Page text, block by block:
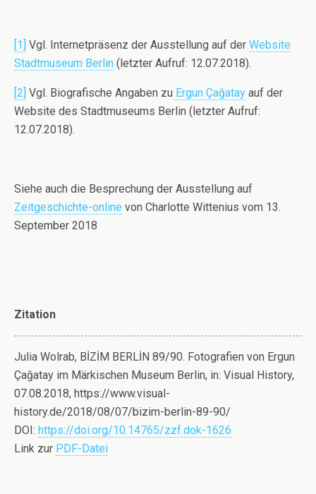
[1] Vgl. Internetpräsenz der Ausstellung auf der Website
Stadtmuseum Berlin (letzter Aufruf: 12.07.2018).
[2] Vgl. Biografische Angaben zu Ergun Çağatay auf der
Website des Stadtmuseums Berlin (letzter Aufruf:
12.07.2018).
Siehe auch die Besprechung der Ausstellung auf
Zeitgeschichte-online von Charlotte Wittenius vom 13.
September 2018
Zitation
Julia Wolrab, BİZİM BERLİN 89/90. Fotografien von Ergun
Çağatay im Märkischen Museum Berlin, in: Visual History,
07.08.2018, https://www.visual-
history.de/2018/08/07/bizim-berlin-89-90/
DOI: https://doi.org/10.14765/zzf.dok-1626
Link zur PDF-Datei